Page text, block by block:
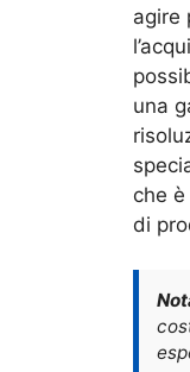
agire
una
che
di